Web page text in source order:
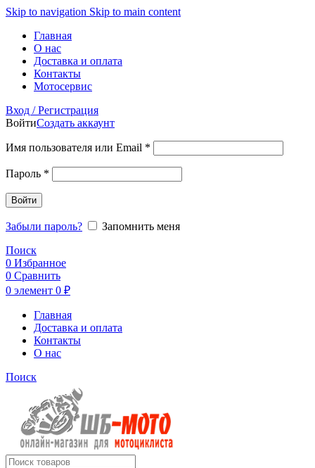
Skip to navigation Skip to main content
Главная
О нас
Доставка и оплата
Контакты
Мотосервис
Вход / Регистрация
ВойтиСоздать аккаунт
Имя пользователя или Email *
Пароль *
Войти
Забыли пароль?
Запомнить меня
Поиск
0 Избранное
0 Сравнить
0 элемент 0 ₽
Главная
Доставка и оплата
Контакты
О нас
Поиск